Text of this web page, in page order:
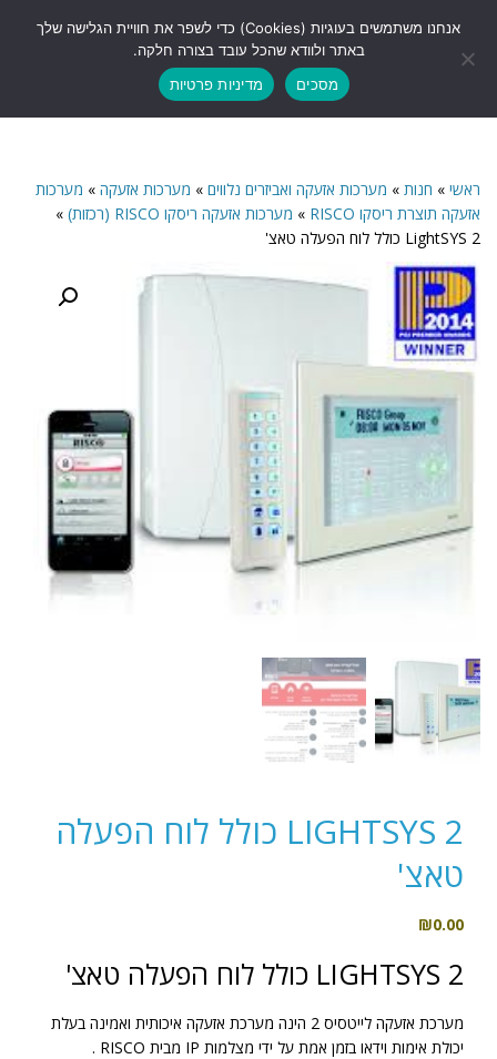
תפריט
ראשי » חנות » מערכות אזעקה ואביזרים נלווים » מערכות אזעקה » מערכות
אזעקה תוצרת ריסקו RISCO
» מערכות אזעקה ריסקו RISCO (רכזות)
»
LightSYS 2 כולל לוח הפעלה טאצ'
LIGHTSYS 2 כולל לוח הפעלה
טאצ'
₪0.00
LIGHTSYS 2 כולל לוח הפעלה טאצ'
מערכת אזעקה לייטסיס 2 הינה מערכת אזעקה איכותית ואמינה בעלת
יכולת אימות וידאו בזמן אמת על ידי מצלמות IP מבית RISCO .
אנחנו משתמשים בעוגיות (Cookies) כדי לשפר את חוויית הגלישה שלך
באתר ולוודא שהכל עובד בצורה חלקה.
מסכים
מדיניות פרטיות